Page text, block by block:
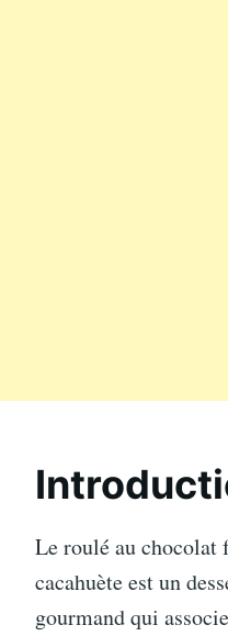
Le roulé au chocolat
cacahuète est un
gourmand qui